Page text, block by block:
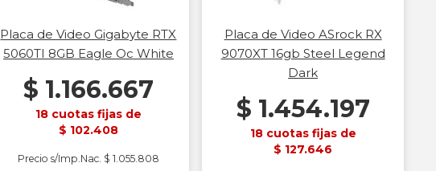
Placa de Video Gigabyte RTX
5060TI 8GB Eagle Oc White
$ 1.166.667
18 cuotas fijas de
$ 102.408
Precio s/Imp.Nac. $ 1.055.808
Placa de Video ASrock RX
9070XT 16gb Steel Legend
Dark
$ 1.454.197
18 cuotas fijas de
$ 127.646